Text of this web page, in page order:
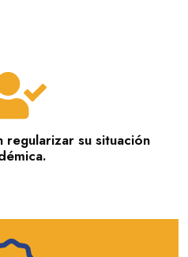
regularizar su situación